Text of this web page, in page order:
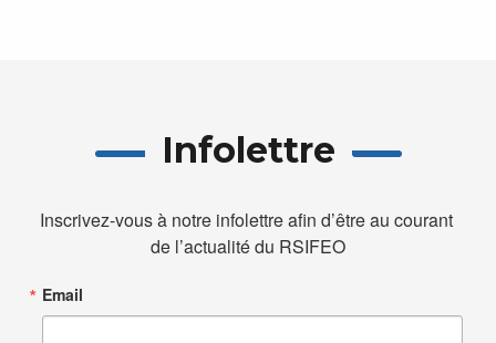
Infolettre
Inscrivez-vous à notre infolettre afin d’être au courant
de l’actualité du RSIFEO
Email